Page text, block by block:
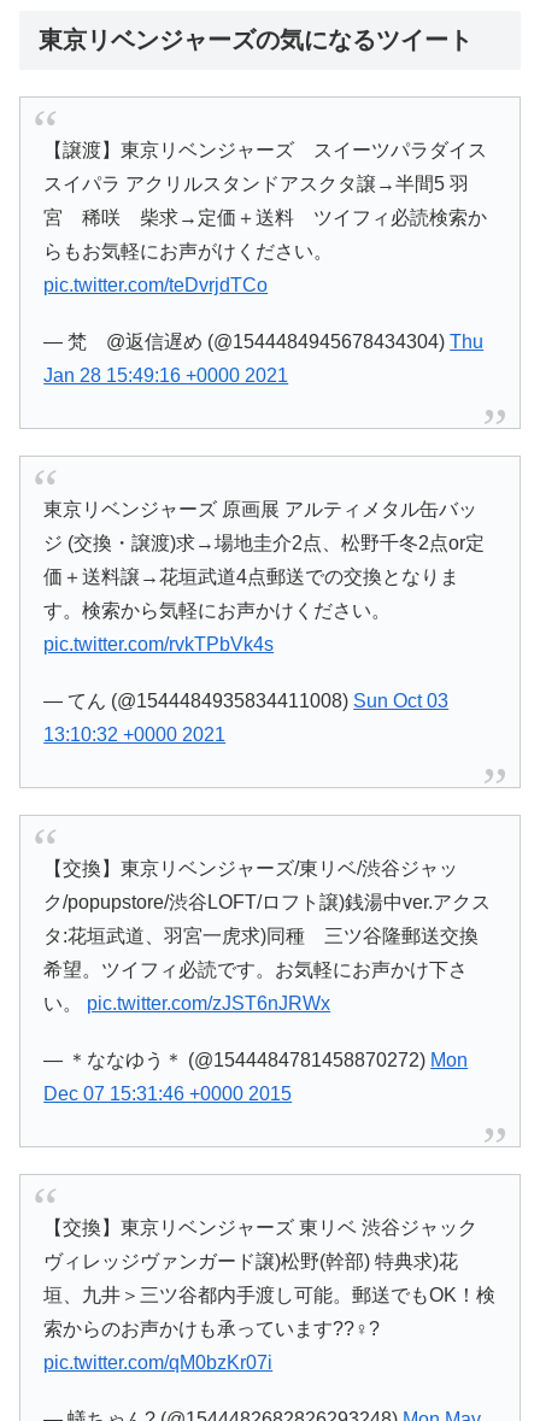
東京リベンジャーズの気になるツイート
【譲渡】東京リベンジャーズ スイーツパラダイス
スイパラ アクリルスタンドアスクタ譲→半間5 羽
宮 稀咲 柴求→定価＋送料 ツイフィ必読検索か
らもお気軽にお声がけください。
pic.twitter.com/teDvrjdTCo
— 梵 @返信遅め (@1544484945678434304)Thu
Jan 28 15:49:16 +0000 2021
東京リベンジャーズ 原画展 アルティメタル缶バッ
ジ (交換・譲渡)求→場地圭介2点、松野千冬2点or定
価＋送料譲→花垣武道4点郵送での交換となりま
す。検索から気軽にお声かけください。
pic.twitter.com/rvkTPbVk4s
— てん (@1544484935834411008) Sun Oct 03
13:10:32 +0000 2021
【交換】東京リベンジャーズ/東リベ/渋谷ジャッ
ク/popupstore/渋谷LOFT/ロフト譲)銭湯中ver.アクス
タ:花垣武道、羽宮一虎求)同種 三ツ谷隆郵送交換
希望。ツイフィ必読です。お気軽にお声かけ下さ
い。 pic.twitter.com/zJST6nJRWx
— ＊ななゆう＊ (@1544484781458870272) Mon
Dec 07 15:31:46 +0000 2015
【交換】東京リベンジャーズ 東リベ 渋谷ジャック
ヴィレッジヴァンガード譲)松野(幹部) 特典求)花
垣、九井＞三ツ谷都内手渡し可能。郵送でもOK！検
索からのお声かけも承っています??♀?
pic.twitter.com/qM0bzKr07i